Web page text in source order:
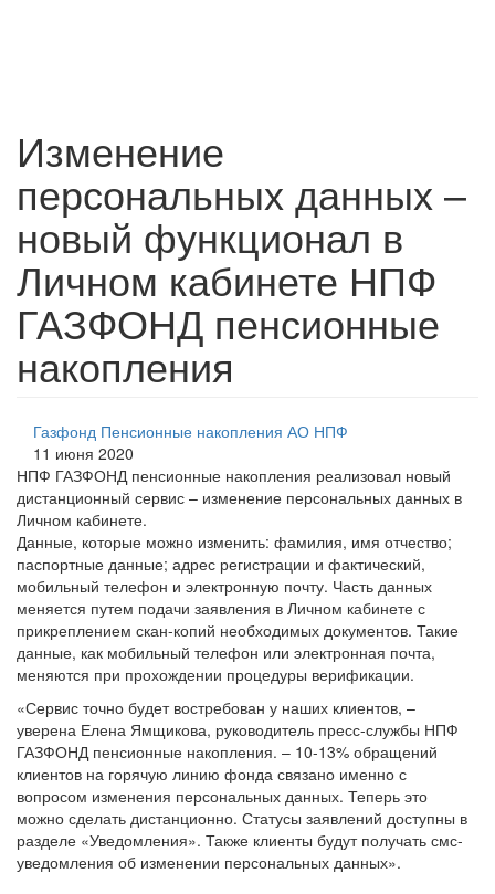
Изменение
персональных данных –
новый функционал в
Личном кабинете НПФ
ГАЗФОНД пенсионные
накопления
Газфонд Пенсионные накопления АО НПФ
11 июня 2020
НПФ ГАЗФОНД пенсионные накопления реализовал новый
дистанционный сервис – изменение персональных данных в
Личном кабинете.
Данные, которые можно изменить: фамилия, имя отчество;
паспортные данные; адрес регистрации и фактический,
мобильный телефон и электронную почту. Часть данных
меняется путем подачи заявления в Личном кабинете с
прикреплением скан-копий необходимых документов. Такие
данные, как мобильный телефон или электронная почта,
меняются при прохождении процедуры верификации.
«Сервис точно будет востребован у наших клиентов, –
уверена Елена Ямщикова, руководитель пресс-службы НПФ
ГАЗФОНД пенсионные накопления. – 10-13% обращений
клиентов на горячую линию фонда связано именно с
вопросом изменения персональных данных. Теперь это
можно сделать дистанционно. Статусы заявлений доступны в
разделе «Уведомления». Также клиенты будут получать смс-
уведомления об изменении персональных данных».